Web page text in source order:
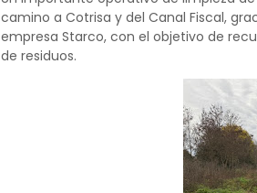
camino a Cotrisa y del Canal Fiscal,
empresa Starco, con el objetivo de
de residuos.